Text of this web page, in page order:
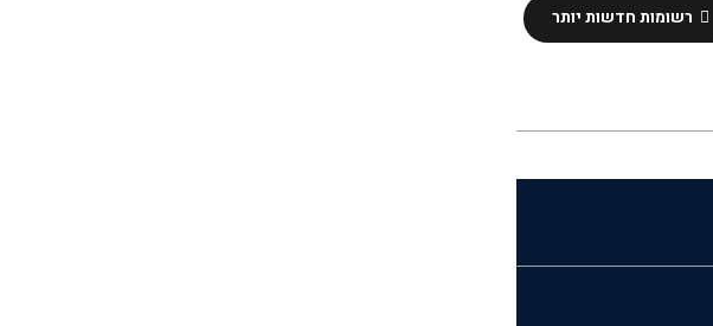
רשומות חדשות יותר